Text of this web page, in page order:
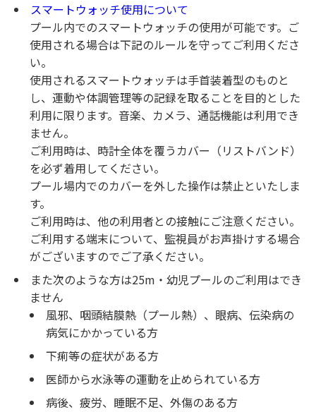
スマートウォッチ使用について
プール内でのスマートウォッチの使用が可能です。ご
使用される場合は下記のルールを守ってご利用くださ
い。
使用されるスマートウォッチは手首装着型のものと
し、運動や体調管理等の記録を取ることを目的とした
利用に限ります。音楽、カメラ、通話機能は利用でき
ません。
ご利用時は、時計全体を覆うカバー（リストバンド）
を必ず着用してください。
プール場内でのカバーを外した操作は禁止といたしま
す。
ご利用時は、他の利用者との接触にご注意ください。
ご利用する端末について、監視員がお声掛けする場合
がございますのでご了承ください。
また次のような方は25m・幼児プールのご利用はでき
ません
風邪、咽頭結膜熱（プール熱）、眼病、伝染病の
病気にかかっている方
下痢等の症状がある方
医師から水泳等の運動を止められている方
病後、疲労、睡眠不足、外傷のある方